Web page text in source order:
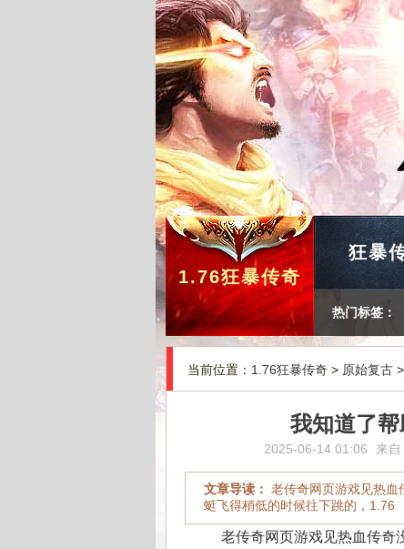
1.76狂暴传奇
狂暴
热门标签：
当前位置： 1.76狂暴传奇 > 原始复古
我知道了
2025-06-14 01:06 来自
文章导读： 老传奇网页游戏见热
蜓飞得稍低的时候往下跳的，1.76
老传奇网页游戏见热血传